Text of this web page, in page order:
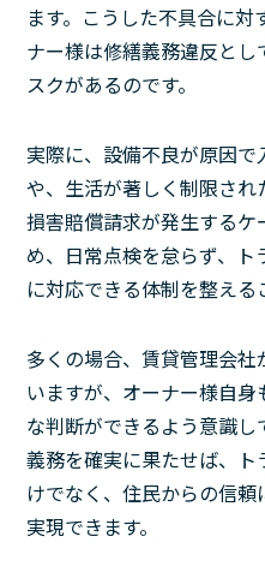
ます。こうした不具合に
ナー様は修繕義務違反と
スクがあるのです。
実際に、設備不良が原因
や、生活が著しく制限さ
損害賠償請求が発生するケ
め、日常点検を怠らず、
に対応できる体制を整える
多くの場合、賃貸管理会
いますが、オーナー様自
な判断ができるよう意識
義務を確実に果たせば、
けでなく、住民からの信
実現できます。